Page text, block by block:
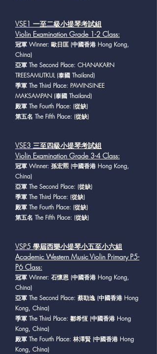
VSE1 一至二級小提琴考試組
Violin Examination Grade 1-2 Class:
冠軍 Winner: 歐日匡 (中國香港 Hong Kong,
China)
亞軍 The Second Place: CHANAKARN
TREESAMUTKUL(泰國 Thailand)
季軍 The Third Place: PAWINSINEE
MAKSAMPAN (泰國 Thailand)
殿軍 The Fourth Place: (從缺)
第五名 The Fifth Place: (從缺)
VSE3 三至四級小提琴考試組
Violin Examination Grade 3-4 Class:
冠軍 Winner: 孫宏𤋮 (中國香港 Hong Kong,
China)
亞軍 The Second Place: (從缺)
季軍 The Third Place: (從缺)
殿軍 The Fourth Place: (從缺)
第五名 The Fifth Place: (從缺)
VSP5 學屆西樂小提琴小五至小六組
Academic Western Music Violin Primary P5-
P6 Class:
冠軍 Winner: 石懷恩 (中國香港 Hong Kong,
China)
亞軍 The Second Place: 蔡劻逸 (中國香港 Hong
Kong, China)
季軍 The Third Place: 鄒希恆 (中國香港 Hong
Kong, China)
殿軍 The Fourth Place: 林澤賢 (中國香港 Hong
Kong, China)